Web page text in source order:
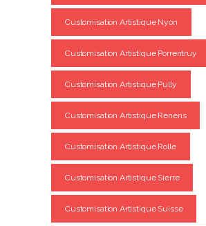
Customisation Artistique Nyon
Customisation Artistique Porrentruy
Customisation Artistique Pully
Customisation Artistique Renens
Customisation Artistique Rolle
Customisation Artistique Sierre
Customisation Artistique Suisse